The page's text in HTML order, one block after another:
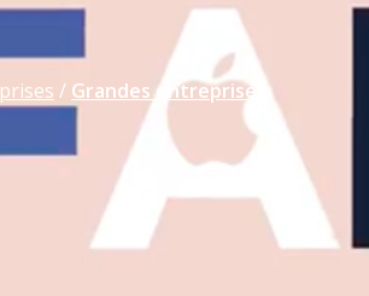
Grandes entreprises